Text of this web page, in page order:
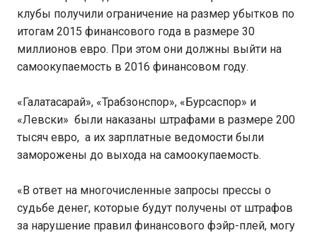
клубы получили ограничение на размер убытков по
итогам 2015 финансового года в размере 30
миллионов евро. При этом они должны выйти на
самоокупаемость в 2016 финансовом году.
«Галатасарай», «Трабзонспор», «Бурсаспор» и
«Левски» были наказаны штрафами в размере 200
тысяч евро, а их зарплатные ведомости были
заморожены до выхода на самоокупаемость.
«В ответ на многочисленные запросы прессы о
судьбе денег, которые будут получены от штрафов
за нарушение правил финансового фэйр-плей, могу